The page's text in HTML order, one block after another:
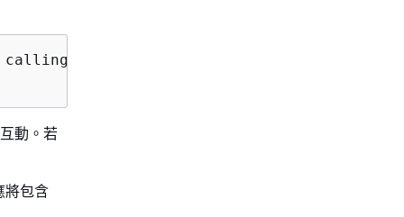
calling the Invoke operation: Could
動。若
將包含